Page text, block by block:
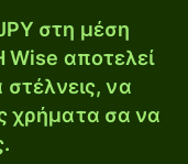
στη μέση
Wise αποτελεί
στέλνεις, να
χρήματα σα να